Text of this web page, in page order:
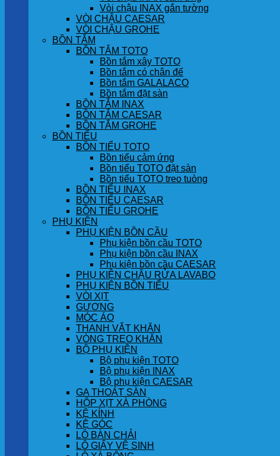
Vòi chậu INAX gắn tường
VÒI CHẬU CAESAR
VÒI CHẬU GROHE
BỒN TẮM
BỒN TẮM TOTO
Bồn tắm xây TOTO
Bồn tắm có chân đế
Bồn tắm GALALACO
Bồn tắm đặt sàn
BỒN TẮM INAX
BỒN TẮM CAESAR
BỒN TẮM GROHE
BỒN TIỂU
BỒN TIỂU TOTO
Bồn tiểu cảm ứng
Bồn tiểu TOTO đặt sàn
Bồn tiểu TOTO treo tuòng
BỒN TIỂU INAX
BỒN TIỂU CAESAR
BỒN TIỂU GROHE
PHỤ KIỆN
PHỤ KIỆN BỒN CẦU
Phụ kiện bồn cầu TOTO
Phụ kiện bồn cầu INAX
Phụ kiện bồn cầu CAESAR
PHỤ KIỆN CHẬU RỬA LAVABO
PHỤ KIỆN BỒN TIỂU
VÒI XỊT
GƯƠNG
MÓC ÁO
THANH VẮT KHĂN
VÒNG TREO KHĂN
BỘ PHỤ KIỆN
Bộ phụ kiện TOTO
Bộ phụ kiện INAX
Bộ phụ kiện CAESAR
GA THOÁT SÀN
HỘP XỊT XÀ PHÒNG
KỆ KÍNH
KỆ GÓC
LÔ BÀN CHẢI
LÔ GIẤY VỆ SINH